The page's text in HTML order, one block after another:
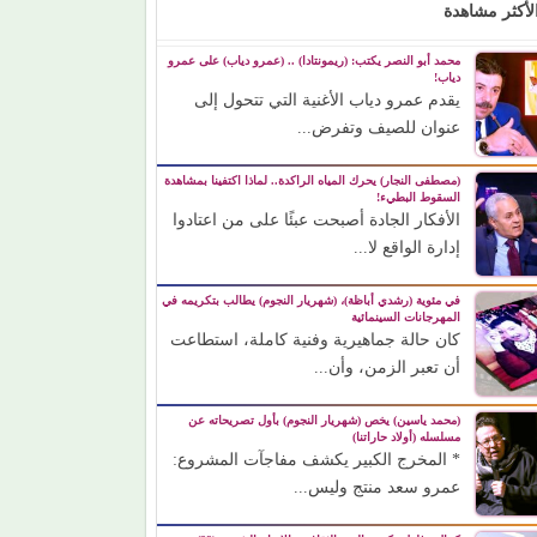
مشاهدة
محمد أبو النصر يكتب: (ريمونتادا) .. (عمرو دياب) على عمرو
دياب!
يقدم عمرو دياب الأغنية التي تتحول إلى
عنوان للصيف وتفرض...
(مصطفى النجار) يحرك المياه الراكدة.. لماذا اكتفينا بمشاهدة
السقوط البطيء!
الأفكار الجادة أصبحت عبئًا على من اعتادوا
إدارة الواقع لا...
في مئوية (رشدي أباظة)، (شهريار النجوم) يطالب بتكريمه في
المهرجانات السينمائية
كان حالة جماهيرية وفنية كاملة، استطاعت
أن تعبر الزمن، وأن...
(محمد ياسين) يخص (شهريار النجوم) بأول تصريحاته عن
مسلسله (أولاد حاراتنا)
* المخرج الكبير يكشف مفاجآت المشروع:
عمرو سعد منتج وليس...